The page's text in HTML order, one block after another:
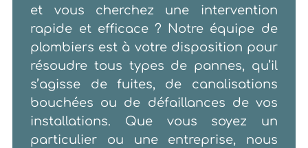
et vous cherchez une intervention
rapide et efficace ? Notre équipe de
plombiers est à votre disposition pour
résoudre tous types de pannes, qu’il
s’agisse de fuites, de canalisations
bouchées ou de défaillances de vos
installations. Que vous soyez un
particulier ou une entreprise, nous